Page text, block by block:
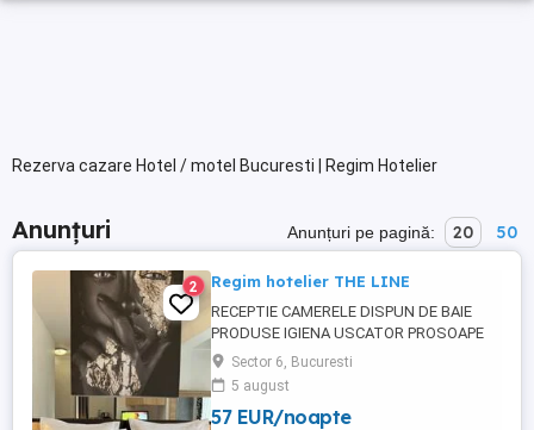
Rezerva cazare Hotel / motel Bucuresti | Regim Hotelier
Anunțuri Anunțuri pe pagină: 20 50
2 Regim hotelier THE LINE
RECEPTIE CAMERELE DISPUN DE BAIE
PRODUSE IGIENA USCATOR PROSOAPE
PATURI DUBLE CU LENJERIE SI PERNE TV
LED AER CONDITIONAT WIFI +INTERNET
GRATUIT FRIGIDER FIERBATOR APA +CEAI
OPTIONAL MIC DEJUN -PRANZ-CINA
Sector 6, Bucuresti
5 august
57 EUR/noapte